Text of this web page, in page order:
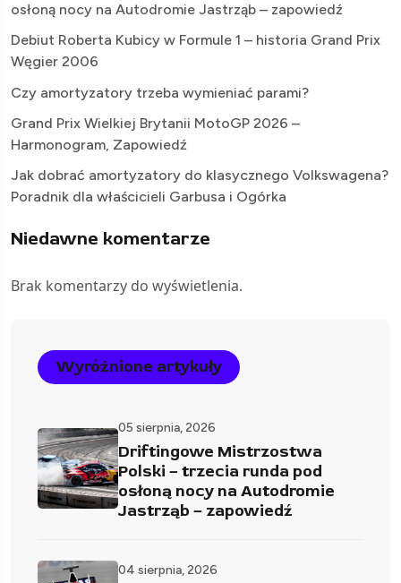
osłoną nocy na Autodromie Jastrząb – zapowiedź
Debiut Roberta Kubicy w Formule 1 – historia Grand Prix
Węgier 2006
Czy amortyzatory trzeba wymieniać parami?
Grand Prix Wielkiej Brytanii MotoGP 2026 –
Harmonogram, Zapowiedź
Jak dobrać amortyzatory do klasycznego Volkswagena?
Poradnik dla właścicieli Garbusa i Ogórka
Niedawne komentarze
Brak komentarzy do wyświetlenia.
Wyróżnione artykuły
05 sierpnia, 2026
Driftingowe Mistrzostwa
Polski – trzecia runda pod
osłoną nocy na Autodromie
Jastrząb – zapowiedź
04 sierpnia, 2026